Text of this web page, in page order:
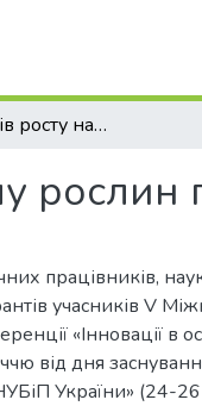
Дія регуляторів росту на імунну систему рослин пшениці озимої
працівників,
учасників V
«Інновації в
від дня
України» (24-26